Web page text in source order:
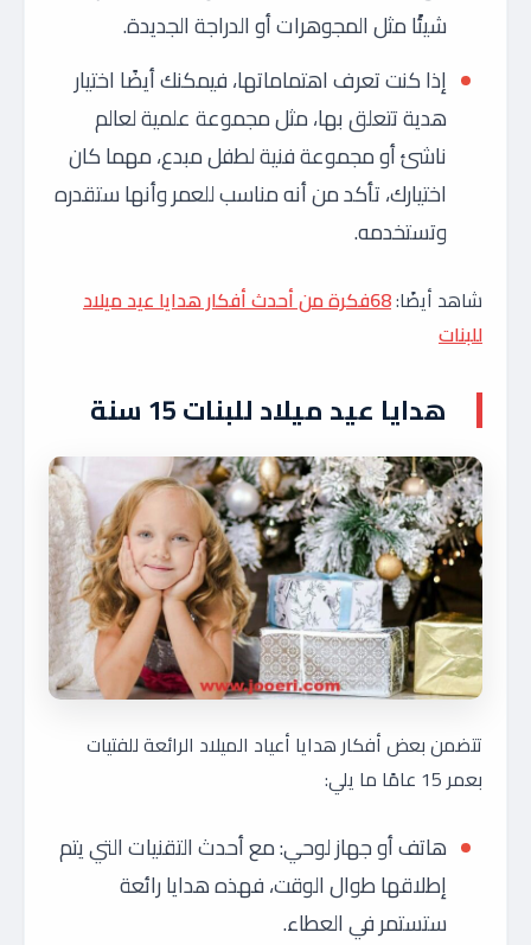
شيئًا مثل المجوهرات أو الدراجة الجديدة.
إذا كنت تعرف اهتماماتها، فيمكنك أيضًا اختيار
هدية تتعلق بها، مثل مجموعة علمية لعالم
ناشئ أو مجموعة فنية لطفل مبدع، مهما كان
اختيارك، تأكد من أنه مناسب للعمر وأنها ستقدره
وتستخدمه.
شاهد أيضًا:
68فكرة من أحدث أفكار هدايا عيد ميلاد
للبنات
هدايا عيد ميلاد للبنات 15 سنة
تتضمن بعض أفكار هدايا أعياد الميلاد الرائعة للفتيات
بعمر 15 عامًا ما يلي:
هاتف أو جهاز لوحي: مع أحدث التقنيات التي يتم
إطلاقها طوال الوقت، فهذه هدايا رائعة
ستستمر في العطاء.